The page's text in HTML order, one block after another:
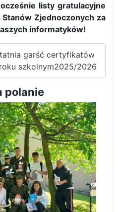
w
„Gotowi
Iłży
uczniów
listy gratulacyjne
Zjednoczonych za
informatyków!
garść certyfikatów
szkolnym2025/2026
polanie